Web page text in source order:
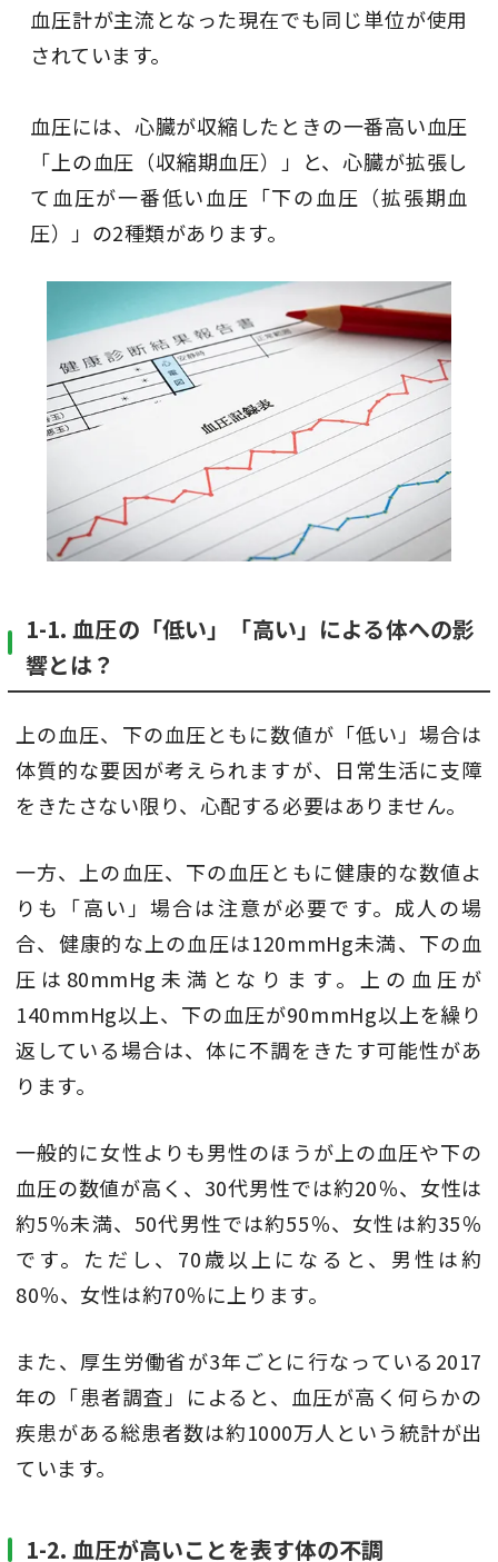
血圧計が主流となった現在でも同じ単位が使用
されています。
血圧には、心臓が収縮したときの一番高い血圧
「上の血圧（収縮期血圧）」と、心臓が拡張し
て血圧が一番低い血圧「下の血圧（拡張期血
圧）」の2種類があります。
1-1. 血圧の「低い」「高い」による体への影
響とは？
上の血圧、下の血圧ともに数値が「低い」場合は
体質的な要因が考えられますが、日常生活に支障
をきたさない限り、心配する必要はありません。
一方、上の血圧、下の血圧ともに健康的な数値よ
りも「高い」場合は注意が必要です。成人の場
合、健康的な上の血圧は120mmHg未満、下の血
圧は80mmHg未満となります。上の血圧が
140mmHg以上、下の血圧が90mmHg以上を繰り
返している場合は、体に不調をきたす可能性があ
ります。
一般的に女性よりも男性のほうが上の血圧や下の
血圧の数値が高く、30代男性では約20％、女性は
約5％未満、50代男性では約55％、女性は約35％
です。ただし、70歳以上になると、男性は約
80％、女性は約70％に上ります。
また、厚生労働省が3年ごとに行なっている2017
年の「患者調査」によると、血圧が高く何らかの
疾患がある総患者数は約1000万人という統計が出
ています。
1-2. 血圧が高いことを表す体の不調